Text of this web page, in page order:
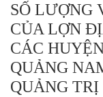
SỐ LƯỢNG
CỦA LỢN
CÁC
QUẢNG
QUẢNG TRỊ